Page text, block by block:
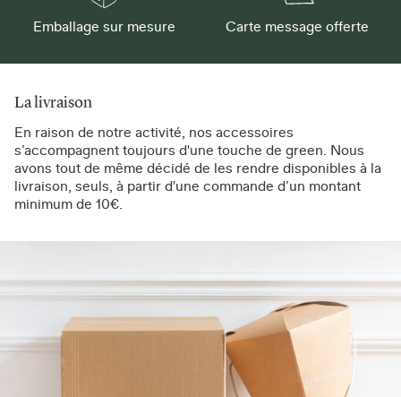
Emballage sur mesure Carte message offerte
La livraison
En raison de notre activité, nos accessoires
s’accompagnent toujours d'une touche de green. Nous
avons tout de même décidé de les rendre disponibles à la
livraison, seuls, à partir d'une commande d’un montant
minimum de 10€.